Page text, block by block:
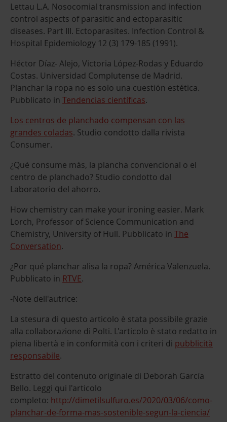
Lettau L.A. Nosocomial transmission and infection
control aspects of parasitic and ectoparasitic
diseases. Part III. Ectoparasites. Infection Control &
Hospital Epidemiology 12 (3) 179-185 (1991).
Héctor Díaz- Alejo, Victoria López-Rodas y Eduardo
Costas. Universidad Complutense de Madrid.
Planchar la ropa no es solo una cuestión estética.
Pubblicato in Tendencias científicas.
Los centros de planchado compensan con las
grandes coladas. Studio condotto dalla rivista
Consumer.
¿Qué consume más, la plancha convencional o el
centro de planchado? Studio condotto dal
Laboratorio del ahorro.
How chemistry can make your ironing easier. Mark
Lorch, Professor of Science Communication and
Chemistry, University of Hull. Pubblicato in The
Conversation.
¿Por qué planchar alisa la ropa? América Valenzuela.
Pubblicato in RTVE.
-Note dell'autrice:
La stesura di questo articolo è stata possibile grazie
alla collaborazione di Polti. L'articolo è stato redatto in
piena libertà e in conformità con i criteri di pubblicità
responsabile.
Estratto del contenuto originale di Deborah García
Bello. Leggi qui l'articolo
completo: http://dimetilsulfuro.es/2020/03/06/como-
planchar-de-forma-mas-sostenible-segun-la-ciencia/